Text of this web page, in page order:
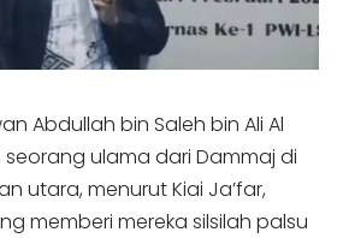
Abdullah bin Saleh bin Ali Al
seorang ulama dari Dammaj di
utara, menurut Kiai Ja’far,
memberi mereka silsilah palsu